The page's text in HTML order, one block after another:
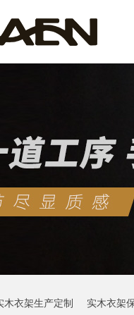
木衣架生产定制 实木衣架